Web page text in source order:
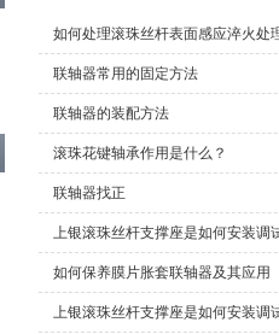
如何处理滚珠丝杆表面感应淬火处
联轴器常用的固定方法
联轴器的装配方法
滚珠花键轴承作用是什么？
联轴器找正
上银滚珠丝杆支撑座是如何安装调
如何保养膜片胀套联轴器及其应用
上银滚珠丝杆支撑座是如何安装调